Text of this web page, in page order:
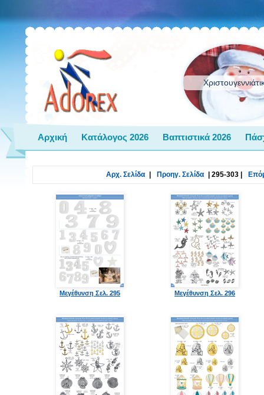
Αρχική Κατάλογος 2026 Βαπτιστικά 2026
Αρχ. Σελίδα Προηγ. Σελίδα 295-303
Μεγέθυνση Σελ. 295 Μεγέθυνση Σελ. 296